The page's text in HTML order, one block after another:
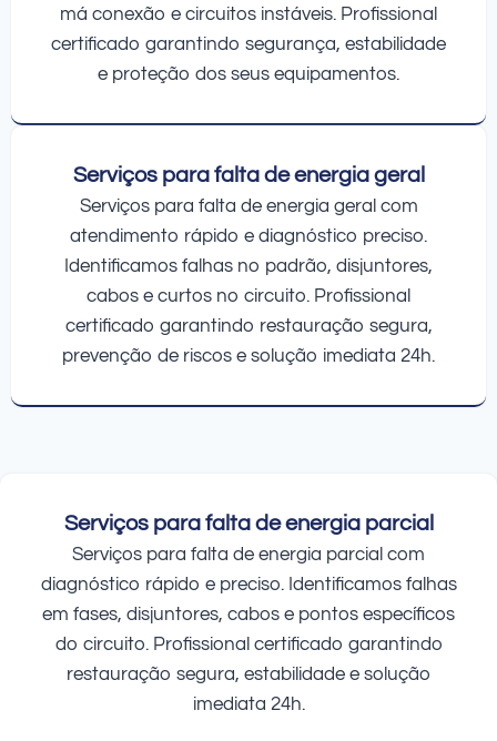
má conexão e circuitos instáveis. Profissional
certificado garantindo segurança, estabilidade
e proteção dos seus equipamentos.
Serviços para falta de energia geral
Serviços para falta de energia geral com
atendimento rápido e diagnóstico preciso.
Identificamos falhas no padrão, disjuntores,
cabos e curtos no circuito. Profissional
certificado garantindo restauração segura,
prevenção de riscos e solução imediata 24h.
Serviços para falta de energia parcial
Serviços para falta de energia parcial com
diagnóstico rápido e preciso. Identificamos falhas
em fases, disjuntores, cabos e pontos específicos
do circuito. Profissional certificado garantindo
restauração segura, estabilidade e solução
imediata 24h.